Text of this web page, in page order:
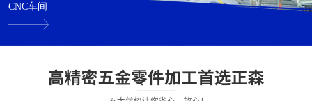
CNC车间